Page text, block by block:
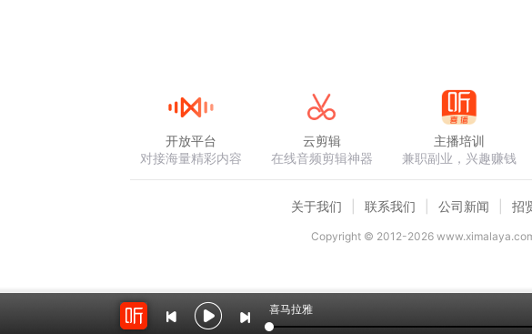
喜马拉雅
开放平台
对接海量精彩内容
云剪辑
在线音频剪辑神器
主播培训
兼职副业，兴趣赚钱
关于我们 联系我们 公司新闻 招
Copyright © 2012-2026